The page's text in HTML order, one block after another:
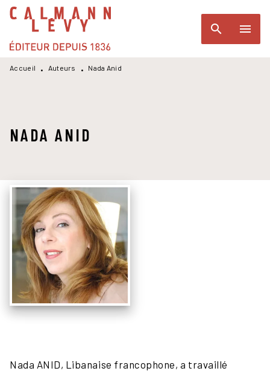
MENU RECHERCHE
PIED DE PAGE
search menu
Accueil • Auteurs • Nada Anid
NADA ANID
Nada ANID, Libanaise francophone, a travaillé